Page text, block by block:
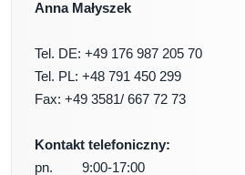
Anna Małyszek
Tel. DE: +49 176 987 205 70
Tel. PL: +48 791 450 299
Fax: +49 3581/ 667 72 73
Kontakt telefoniczny:
pn. 9:00-17:00